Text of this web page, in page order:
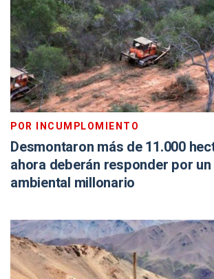
POR INCUMPLOMIENTO
Desmontaron más de 11.000
ahora deberán responder por
ambiental millonario